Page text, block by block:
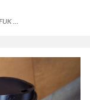
…